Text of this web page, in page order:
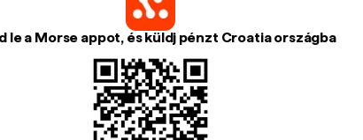
le a Morse appot, és küldj pénzt Croatia országba